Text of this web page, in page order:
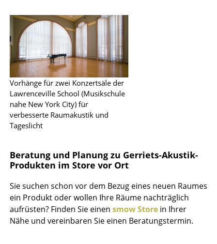
Köln
Leipzig
Mainz
München
Nürnberg
Solothurn
Einen Suchbegriff eingeben
Vorhänge für zwei Konzertsäle der
Lawrenceville School (Musikschule
nahe New York City) für
verbesserte Raumakustik und
Tageslicht
Beratung und Planung zu Gerriets-Akustik-
Produkten im Store vor Ort
Sie suchen schon vor dem Bezug eines neuen Raumes
ein Produkt oder wollen Ihre Räume nachträglich
aufrüsten? Finden Sie einen smow Store in Ihrer
Nähe und vereinbaren Sie einen Beratungstermin.